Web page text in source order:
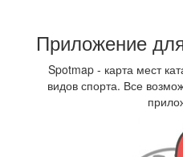
Приложение
Spotmap - карта мест
видов спорта. Все